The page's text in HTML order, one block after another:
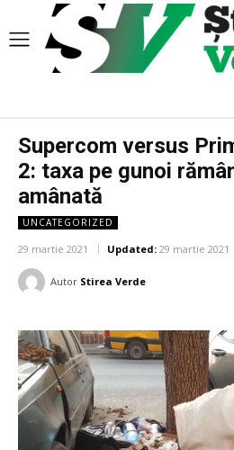
Supercom versus
2: taxa pe gunoi
amânată
UNCATEGORIZED
29 martie 2021 Updated: 29 martie 2021
Autor Stirea Verde